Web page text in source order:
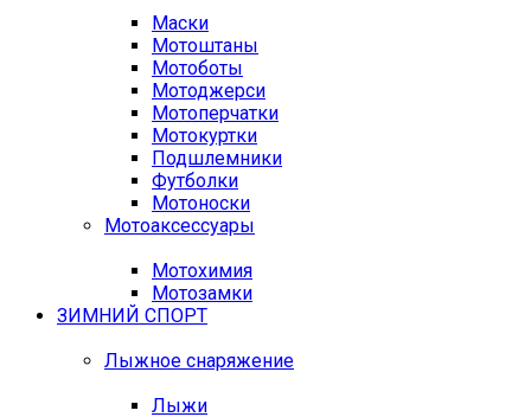
Маски
Мотоштаны
Мотоботы
Мотоджерси
Мотоперчатки
Мотокуртки
Подшлемники
Футболки
Мотоноски
Мотоаксессуары
Мотохимия
Мотозамки
ЗИМНИЙ СПОРТ
Лыжное снаряжение
Лыжи